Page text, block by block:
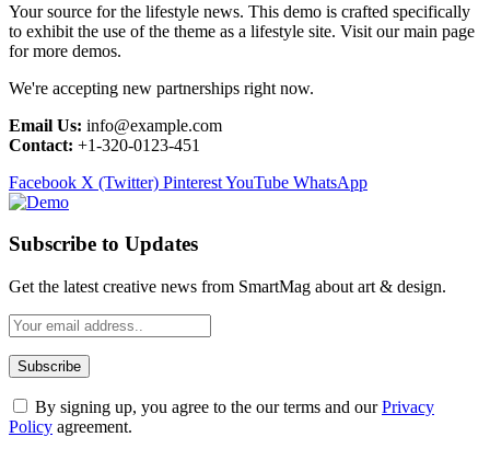
Your source for the lifestyle news. This demo is crafted specifically
to exhibit the use of the theme as a lifestyle site. Visit our main page
for more demos.
We're accepting new partnerships right now.
Email Us: info@example.com
Contact: +1-320-0123-451
Facebook X (Twitter) PinterestYouTube WhatsApp
Subscribe to Updates
Get the latest creative news from SmartMag about art & design.
By signing up, you agree to the our terms and ourPrivacy
Policy agreement.